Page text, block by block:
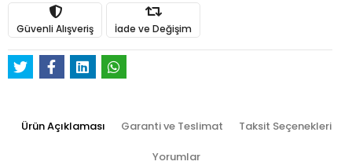
Güvenli Alışveriş İade ve Değişim
Ürün Açıklaması Garanti ve Teslimat Taksit Seçenekleri
Yorumlar